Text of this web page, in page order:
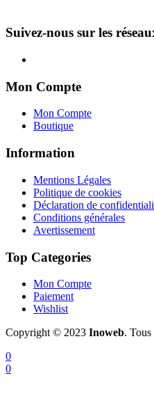
Suivez-nous sur les
Mon Compte
Mon Compte
Boutique
Information
Mentions Légales
Politique de cookies
Déclaration de
Conditions générales
Avertissement
Top Categories
Mon Compte
Paiement
Wishlist
Copyright © 2023 Inoweb. Tous
0
0